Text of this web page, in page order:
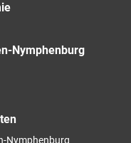
Nymphenburg
Nymphenburg